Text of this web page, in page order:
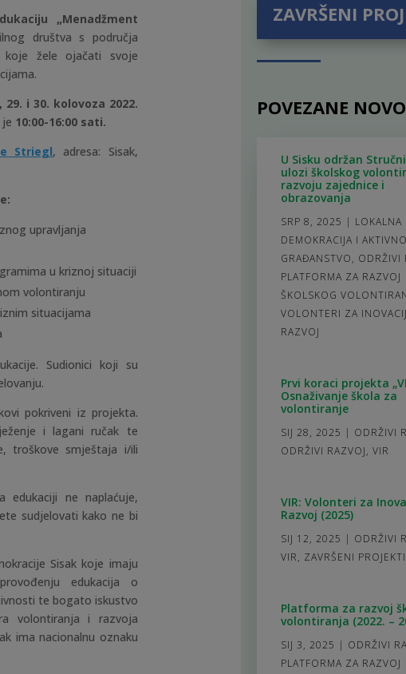
„Menadžment
društva s područja
koje žele ojačati svoje
i 30. kolovoza 2022.
10:00-16:00 sati.
Striegl, adresa: Sisak,
upravljanja
u kriznoj situaciji
volontiranju
situacijama
Sudionici koji su
pokriveni iz projekta.
i lagani ručak te
troškove smještaja i/ili
edukaciji ne naplaćuje,
sudjelovati kako ne bi
Sisak koje imaju
edukacija o
te bogato iskustvo
volontiranja i razvoja
ima nacionalnu oznaku
ZAVRŠENI
POVEZANE
U Sisku održan
ulozi školskog
razvoju zajednice i
obrazovanja
SRP 8, 2025 | LOKALNA
DEMOKRACIJA I AKTIVNO
GRAĐANSTVO, ODRŽIVI
PLATFORMA ZA RAZVOJ
ŠKOLSKOG
VOLONTERI ZA
RAZVOJ
Prvi koraci projekta
Osnaživanje škola za
volontiranje
SIJ 28, 2025 | ODRŽIVI
ODRŽIVI RAZVOJ, VIR
VIR: Volonteri za
Razvoj (2025)
SIJ 12, 2025 | ODRŽIVI
VIR, ZAVRŠENI PROJEKTI
Platforma za razvoj
volontiranja (2022. –
SIJ 3, 2025 | ODRŽIVI
PLATFORMA ZA RAZVOJ